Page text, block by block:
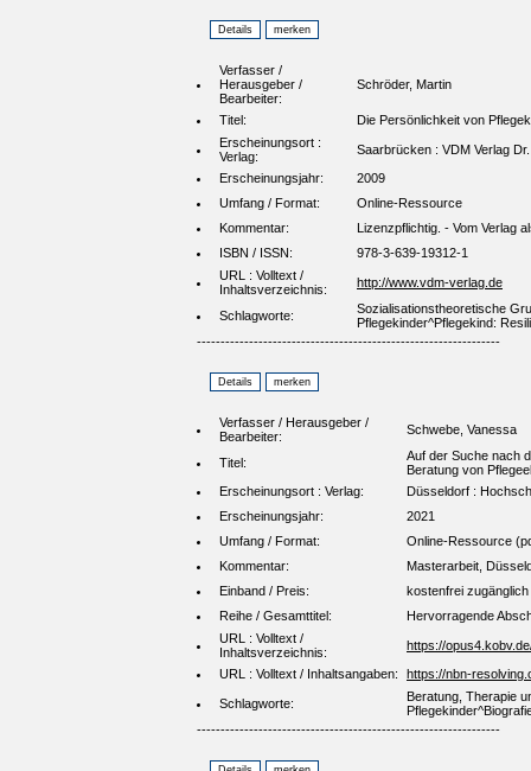
Verfasser /
Herausgeber /
Bearbeiter:
Schröder, Martin
Titel:
Die Persönlichkeit von
Erscheinungsort :
Verlag:
Saarbrücken : VDM Verlag
Erscheinungsjahr:
2009
Umfang / Format:
Online-Ressource
Kommentar:
Lizenzpflichtig. - Vom Verlag
ISBN / ISSN:
978-3-639-19312-1
URL : Volltext /
Inhaltsverzeichnis:
http://www.vdm-verlag.de
Schlagworte:
Sozialisationstheoretische
Pflegekinder^Pflegekind:
----------------------------------------------------------------
Verfasser / Herausgeber /
Bearbeiter:
Schwebe, Vanessa
Titel:
Auf der Suche nach
Beratung von
Erscheinungsort : Verlag:
Düsseldorf :
Erscheinungsjahr:
2021
Umfang / Format:
Online-Ressource
Kommentar:
Masterarbeit,
Einband / Preis:
kostenfrei zugänglich
Reihe / Gesamttitel:
Hervorragende
URL : Volltext /
Inhaltsverzeichnis:
https://
URL : Volltext / Inhaltsangaben:
https://nbn-
Schlagworte:
Beratung, Therapie
----------------------------------------------------------------